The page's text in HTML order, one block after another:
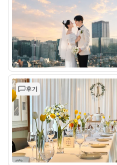
후기